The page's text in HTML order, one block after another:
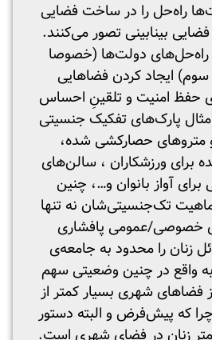
راه‌حل را در ساخت فضایی
بینابینی تصور می‌کنند.
راه‌حل‌های دولت‌ها (خصوصا
ایجاد کردن فضاهایی
حفظ امنیت و تلقینِ احساس
پارک‌های تفکیک جنسیتی
متروهای حصارکشی شده،
برای ورزشکاران ، سالن‌های
آواز بانوان و…، چنین
تک‌جنسیتی‌شان نه تنها
خصوصی/عمومی پافشاری
زنان را محدود به جامعه‌ی
واقع در چنین وضعیتی سهم
فضاهای شهری بسیار کمتر از
که پیش‌فرض و البته دستور